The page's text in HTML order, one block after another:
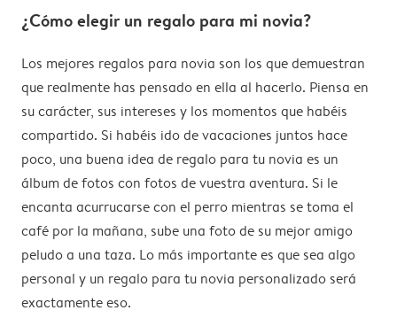
¿Cómo elegir un regalo para mi novia?
Los mejores regalos para novia son los que demuestran
que realmente has pensado en ella al hacerlo. Piensa en
su carácter, sus intereses y los momentos que habéis
compartido. Si habéis ido de vacaciones juntos hace
poco, una buena idea de regalo para tu novia es un
álbum de fotos con fotos de vuestra aventura. Si le
encanta acurrucarse con el perro mientras se toma el
café por la mañana, sube una foto de su mejor amigo
peludo a una taza. Lo más importante es que sea algo
personal y un regalo para tu novia personalizado será
exactamente eso.